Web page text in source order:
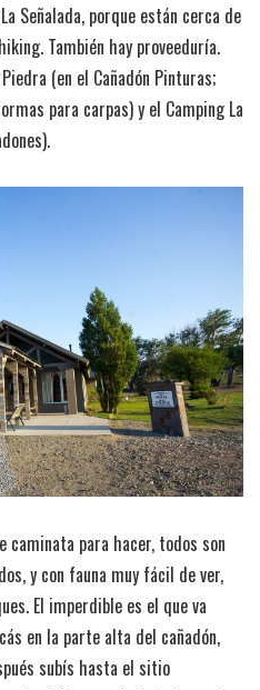
Señalada, porque están cerca de
También hay proveeduría.
(en el Cañadón Pinturas;
para carpas) y el Camping La
para hacer, todos son
y con fauna muy fácil de ver,
El imperdible es el que va
en la parte alta del cañadón,
subís hasta el sitio